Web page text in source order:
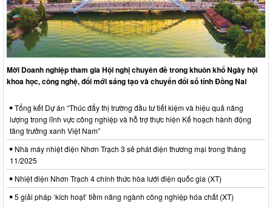
Mời Doanh nghiệp tham gia Hội nghị chuyên đề trong khuôn khổ Ngày hội
khoa học, công nghệ, đổi mới sáng tạo và chuyển đổi số tỉnh Đồng Nai
Tổng kết Dự án “Thúc đẩy thị trường đầu tư tiết kiệm và hiệu quả năng
lượng trong lĩnh vực công nghiệp và hỗ trợ thực hiện Kế hoạch hành động
tăng trưởng xanh Việt Nam”
Nhà máy nhiệt điện Nhơn Trạch 3 sẽ phát điện thương mại trong tháng
11/2025
Nhiệt điện Nhơn Trạch 4 chính thức hòa lưới điện quốc gia (XT)
5 giải pháp ‘kích hoạt’ tiềm năng ngành công nghiệp hóa chất (XT)